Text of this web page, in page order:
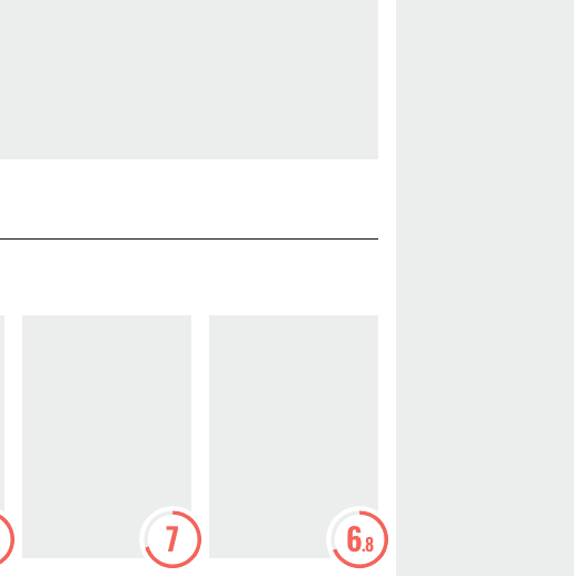
7 6.8